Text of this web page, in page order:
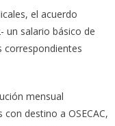
el acuerdo
un salario básico de
correspondientes
mensual
destino a OSECAC,